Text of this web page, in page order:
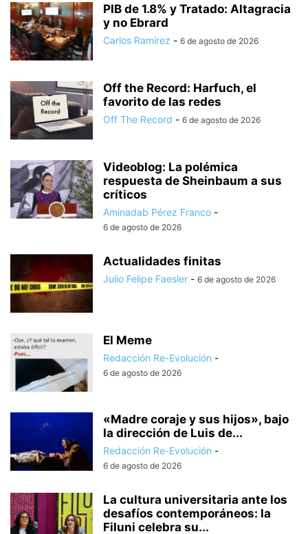
PIB de 1.8% y Tratado: Altagracia
y no Ebrard
Carlos Ramírez - 6 de agosto de 2026
Off the Record: Harfuch, el
favorito de las redes
Off The Record - 6 de agosto de 2026
Videoblog: La polémica
respuesta de Sheinbaum a sus
críticos
Aminadab Pérez Franco -
6 de agosto de 2026
Actualidades finitas
Julio Felipe Faesler - 6 de agosto de 2026
El Meme
Redacción Re-Evolución -
6 de agosto de 2026
«Madre coraje y sus hijos», bajo
la dirección de Luis de...
Redacción Re-Evolución -
6 de agosto de 2026
La cultura universitaria ante los
desafíos contemporáneos: la
Filuni celebra su...